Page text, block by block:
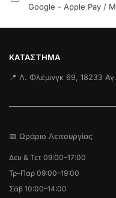
Google - Apple Pay /
ΚΑΤΆΣΤΗΜΑ
📍 Λ. Φλέμινγκ 69, 18233 Αγ.
📅 Ωράριο Λειτουργίας
Δευ & Τετ 09:00–17:00
Τρ–Παρ 09:00–19:00
Σάβ 10:00–14:00